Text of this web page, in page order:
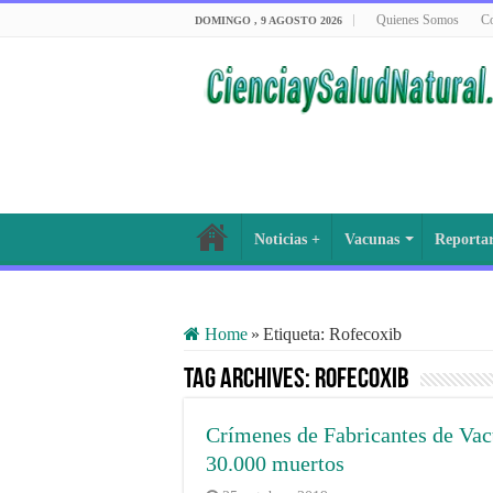
DOMINGO , 9 AGOSTO 2026 Quienes Somos
Noticias + Vacunas
Home » Etiqueta: Rofecoxib
Tag Archives: Rofecoxib
Crímenes de Fabricantes de
30.000 muertos